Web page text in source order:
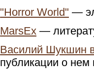
"Horror World" —
MarsEx —
Василий Шукшин
публикации о нем